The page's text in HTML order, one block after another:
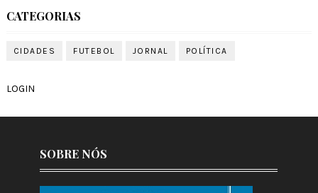
CATEGORIAS
CIDADES FUTEBOL JORNAL POLÍTICA
LOGIN
SOBRE NÓS